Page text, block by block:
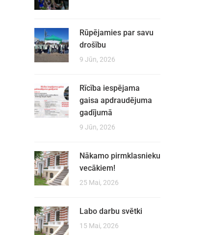
Rūpējamies par savu
drošību
9 Jūn, 2026
Rīcība iespējama
gaisa apdraudējuma
gadījumā
9 Jūn, 2026
Nākamo pirmklasnieku
vecākiem!
25 Mai, 2026
Labo darbu svētki
15 Mai, 2026